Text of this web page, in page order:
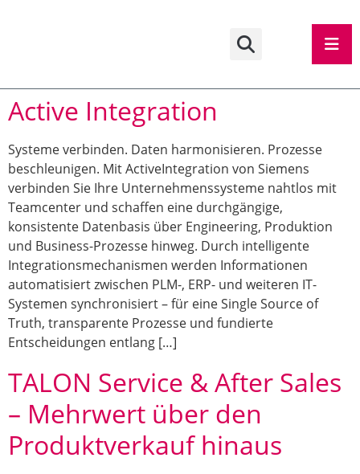
Active Integration
Systeme verbinden. Daten harmonisieren. Prozesse
beschleunigen. Mit ActiveIntegration von Siemens
verbinden Sie Ihre Unternehmenssysteme nahtlos mit
Teamcenter und schaffen eine durchgängige,
konsistente Datenbasis über Engineering, Produktion
und Business-Prozesse hinweg. Durch intelligente
Integrationsmechanismen werden Informationen
automatisiert zwischen PLM-, ERP- und weiteren IT-
Systemen synchronisiert – für eine Single Source of
Truth, transparente Prozesse und fundierte
Entscheidungen entlang […]
TALON Service & After Sales
– Mehrwert über den
Produktverkauf hinaus